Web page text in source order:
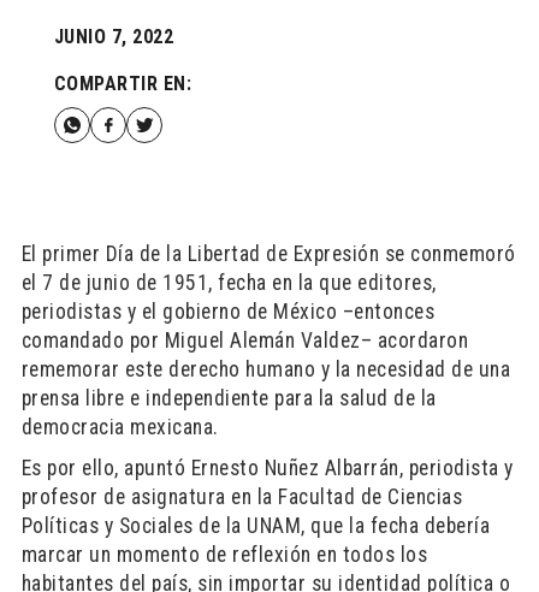
JUNIO 7, 2022
COMPARTIR EN:
El primer Día de la Libertad de Expresión se conmemoró
el 7 de junio de 1951, fecha en la que editores,
periodistas y el gobierno de México –entonces
comandado por Miguel Alemán Valdez– acordaron
rememorar este derecho humano y la necesidad de una
prensa libre e independiente para la salud de la
democracia mexicana.
Es por ello, apuntó Ernesto Nuñez Albarrán, periodista y
profesor de asignatura en la Facultad de Ciencias
Políticas y Sociales de la UNAM, que la fecha debería
marcar un momento de reflexión en todos los
habitantes del país, sin importar su identidad política o